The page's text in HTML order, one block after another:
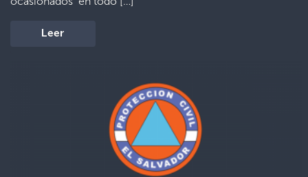
Leer